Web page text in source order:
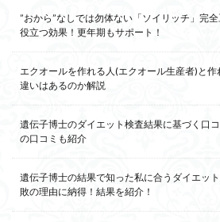
”おから”なしでは勿体ない「ソイリッチ」完
役立つ効果！更年期もサポート！
エクオールを作れる人(エクオール生産者)と
違いはあるのか解説
遺伝子博士のダイエット検査結果に基づく口
の口コミも紹介
遺伝子博士の結果で知った私に合うダイエッ
敗の理由に納得！結果を紹介！